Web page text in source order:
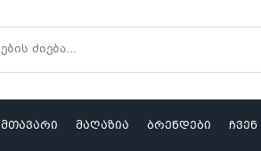
მთავარი მაღაზია ბრენდები ჩვენ